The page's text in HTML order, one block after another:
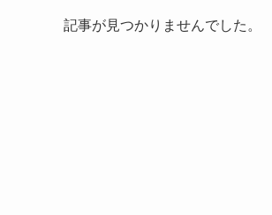
記事が見つかりませんでした。